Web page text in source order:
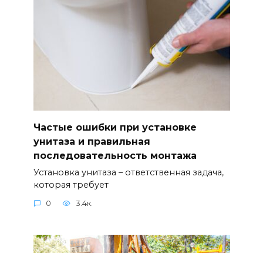
Частые ошибки при установке
унитаза и правильная
последовательность монтажа
Установка унитаза – ответственная задача,
которая требует
0 3.4к.